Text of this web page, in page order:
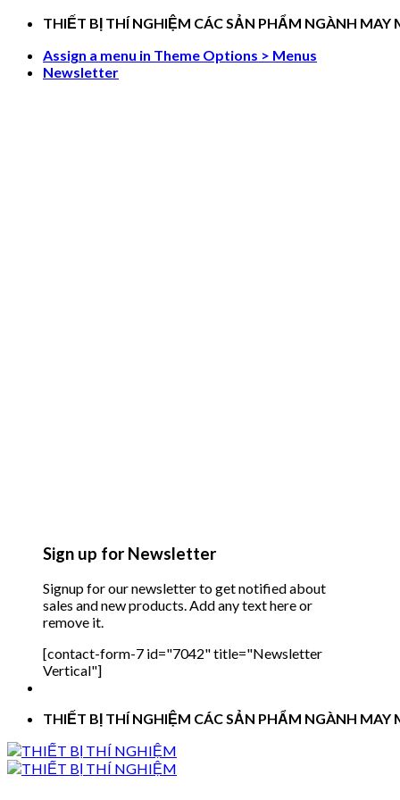
Skip
content
THIẾT BỊ THÍ NGHIỆM CÁC SẢN PHẨM NGÀNH MAY
Assign a menu in Theme Options > Menus
Newsletter
Sign up for Newsletter
Signup for our newsletter to get notified about
sales and new products. Add any text here or
remove it.
[contact-form-7 id="7042" title="Newsletter
Vertical"]
THIẾT BỊ THÍ NGHIỆM CÁC SẢN PHẨM NGÀNH MAY